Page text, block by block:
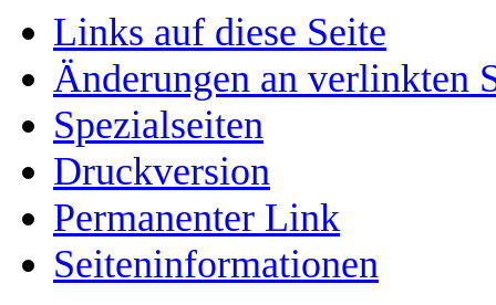
Links auf diese Seite
Änderungen an verlinkten
Spezialseiten
Druckversion
Permanenter Link
Seiten­informationen